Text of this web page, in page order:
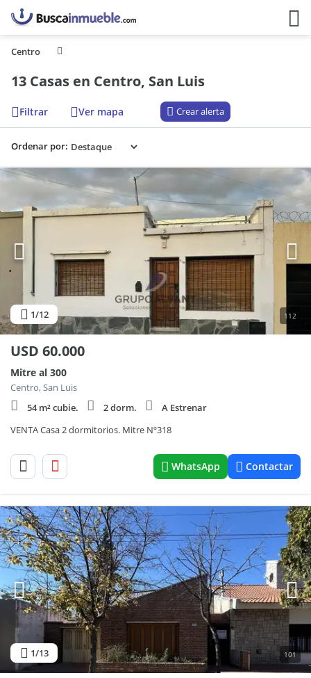
Centro
13 Casas en Centro, San Luis
Filtrar Ver mapa Crear alerta
Ordenar por:
1/12 112
USD 60.000
Mitre al 300
Centro, San Luis
54 m² cubie.
2 dorm.
A Estrenar
VENTA Casa 2 dormitorios. Mitre Nº318
WhatsApp Contactar
1/13 101